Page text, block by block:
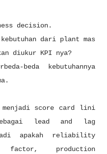
decision.
dari plant mas
diukur KPI nya?
beda kebutuhannya
menjadi score card lini
lead and lag
apakah reliability
production